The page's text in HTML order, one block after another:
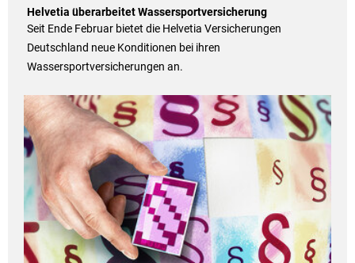
Helvetia überarbeitet Wassersportversicherung
Seit Ende Februar bietet die Helvetia Versicherungen
Deutschland neue Konditionen bei ihren
Wassersportversicherungen an.